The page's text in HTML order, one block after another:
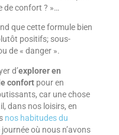
de confort ? »…
que cette formule bien
positifs; sous-
de « danger ».
d’explorer en
confortpour en
car une chose
dans nos loisirs, en
nos habitudes du
journée où nous n’avons